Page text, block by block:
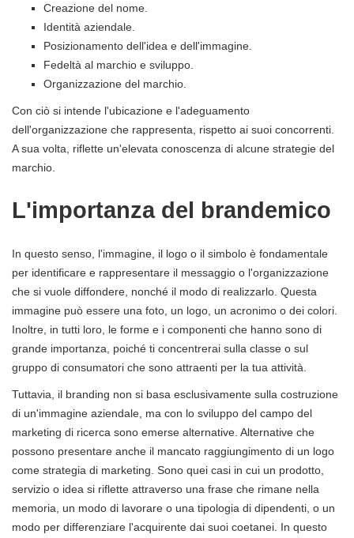
Creazione del nome.
Identità aziendale.
Posizionamento dell'idea e dell'immagine.
Fedeltà al marchio e sviluppo.
Organizzazione del marchio.
Con ciò si intende l'ubicazione e l'adeguamento
dell'organizzazione che rappresenta, rispetto ai suoi concorrenti.
A sua volta, riflette un'elevata conoscenza di alcune strategie del
marchio.
L'importanza del brandemico
In questo senso, l'immagine, il logo o il simbolo è fondamentale
per identificare e rappresentare il messaggio o l'organizzazione
che si vuole diffondere, nonché il modo di realizzarlo. Questa
immagine può essere una foto, un logo, un acronimo o dei colori.
Inoltre, in tutti loro, le forme e i componenti che hanno sono di
grande importanza, poiché ti concentrerai sulla classe o sul
gruppo di consumatori che sono attraenti per la tua attività.
Tuttavia, il branding non si basa esclusivamente sulla costruzione
di un'immagine aziendale, ma con lo sviluppo del campo del
marketing di ricerca sono emerse alternative. Alternative che
possono presentare anche il mancato raggiungimento di un logo
come strategia di marketing. Sono quei casi in cui un prodotto,
servizio o idea si riflette attraverso una frase che rimane nella
memoria, un modo di lavorare o una tipologia di dipendenti, o un
modo per differenziare l'acquirente dai suoi coetanei. In questo